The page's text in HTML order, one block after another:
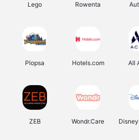
Lego Rowenta
Plopsa Hotels.com All
ZEB Wondr.Care